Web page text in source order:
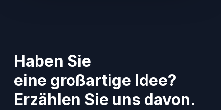
Haben Sie
eine großartige Idee?
Erzählen Sie uns davon.